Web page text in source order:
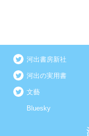
河出書房新社
河出の実用書
文藝
Bluesky